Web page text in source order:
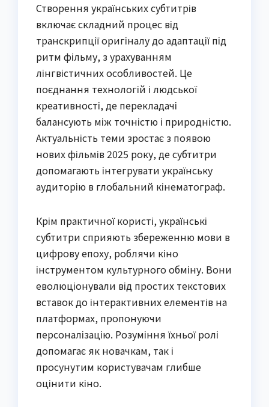
Створення українських субтитрів
включає складний процес від
транскрипції оригіналу до адаптації під
ритм фільму, з урахуванням
лінгвістичних особливостей. Це
поєднання технологій і людської
креативності, де перекладачі
балансують між точністю і природністю.
Актуальність теми зростає з появою
нових фільмів 2025 року, де субтитри
допомагають інтегрувати українську
аудиторію в глобальний кінематограф.
Крім практичної користі, українські
субтитри сприяють збереженню мови в
цифрову епоху, роблячи кіно
інструментом культурного обміну. Вони
еволюціонували від простих текстових
вставок до інтерактивних елементів на
платформах, пропонуючи
персоналізацію. Розуміння їхньої ролі
допомагає як новачкам, так і
просунутим користувачам глибше
оцінити кіно.